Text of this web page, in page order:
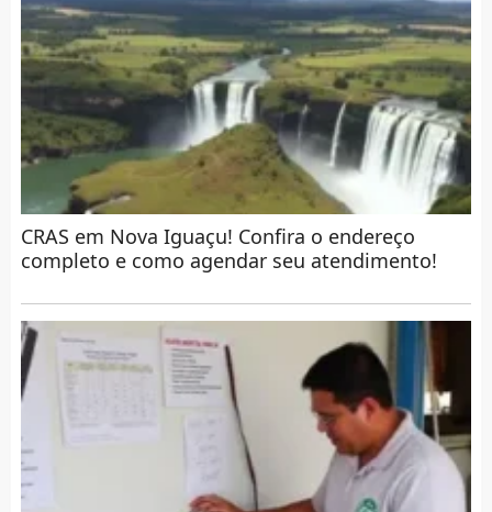
CRAS em Nova Iguaçu! Confira o endereço
completo e como agendar seu atendimento!